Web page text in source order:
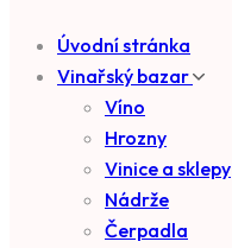
Úvodní stránka
Vinařský bazar
Víno
Hrozny
Vinice a sklepy
Nádrže
Čerpadla